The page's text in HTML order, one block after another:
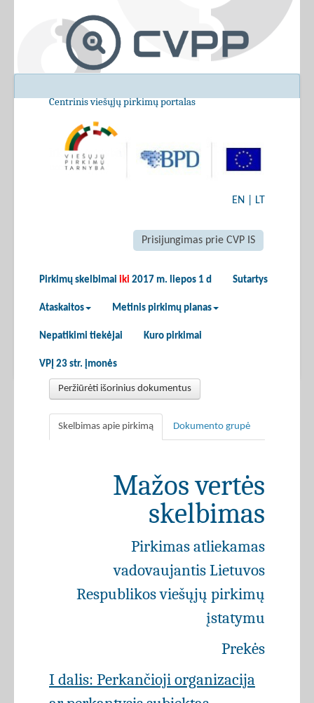
Centrinis viešųjų pirkimų portalas
EN LT
Prisijungimas prie CVP IS
Pirkimų skelbimai iki 2017 m. liepos 1 d Sutartys
Ataskaitos Metinis pirkimų planas
Nepatikimi tiekėjai Kuro pirkimai
VPĮ 23 str. įmonės
Peržiūrėti išorinius dokumentus
Skelbimas apie pirkimą Dokumento grupė
Mažos vertės
skelbimas
Pirkimas atliekamas
vadovaujantis Lietuvos
Respublikos viešųjų pirkimų
įstatymu
Prekės
I dalis: Perkančioji organizacija